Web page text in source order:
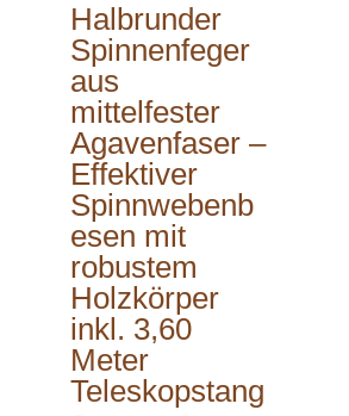
Halbrunder
Spinnenfeger
aus
mittelfester
Agavenfaser –
Effektiver
Spinnwebenb
esen mit
robustem
Holzkörper
inkl. 3,60
Meter
Teleskopstang